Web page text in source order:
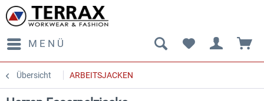
MENÜ
Übersicht ARBEITSJACKEN